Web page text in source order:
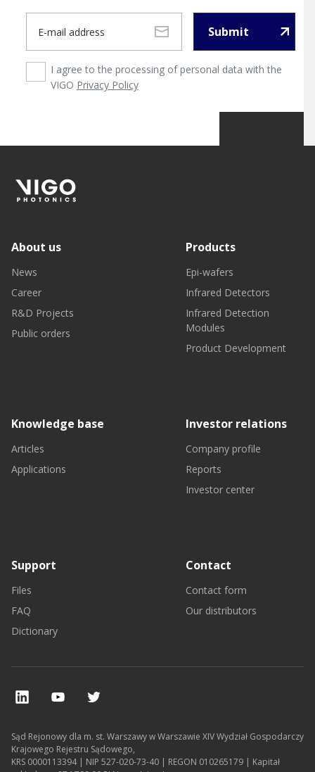
Submit
I agree to the processing of personal data with the
VIGO Privacy Policy
About us
News
Career
R&D Projects
Public orders
Products
Epi-wafers
Infrared Detectors
Infrared Detection
Modules
Product Development
Knowledge base
Articles
Applications
Investor relations
Company profile
Reports
Investor center
Support
Files
FAQ
Dictionary
Contact
Contact form
Our distributors
Sąd Rejonowy dla m. st. Warszawy w Warszawie XIV Wydział Gospodarczy
Krajowego Rejestru Sądowego,
KRS 0000113394 | NIP 527-020-73-40 | REGON 010265179 | Kapitał